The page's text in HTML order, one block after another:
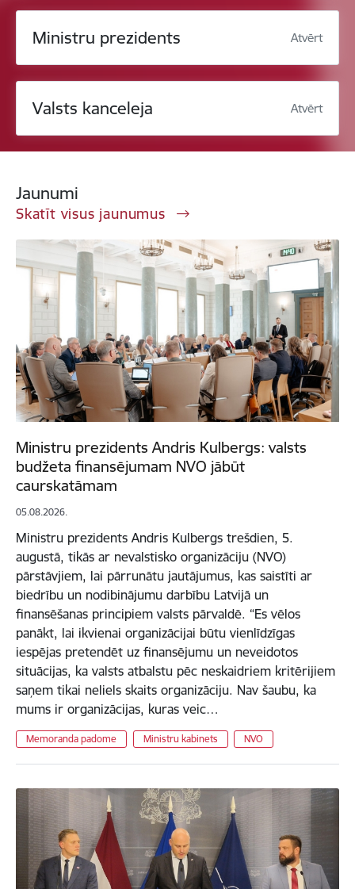
Ministru prezidents Atvērt
Valsts kanceleja Atvērt
Jaunumi
Skatīt visus jaunumus
Ministru prezidents Andris Kulbergs: valsts
budžeta finansējumam NVO jābūt
caurskatāmam
05.08.2026.
Ministru prezidents Andris Kulbergs trešdien, 5.
augustā, tikās ar nevalstisko organizāciju (NVO)
pārstāvjiem, lai pārrunātu jautājumus, kas saistīti ar
biedrību un nodibinājumu darbību Latvijā un
finansēšanas principiem valsts pārvaldē. “Es vēlos
panākt, lai ikvienai organizācijai būtu vienlīdzīgas
iespējas pretendēt uz finansējumu un neveidotos
situācijas, ka valsts atbalstu pēc neskaidriem kritērijiem
saņem tikai neliels skaits organizāciju. Nav šaubu, ka
mums ir organizācijas, kuras veic…
Memoranda padome Ministru kabinets NVO